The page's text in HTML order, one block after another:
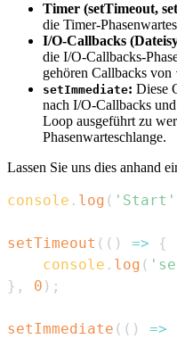
Timer (setTimeout,
die Timer-
I/O-Callbacks
die I/O-Callbacks-
gehören Callbacks von
setImmediate: Diese
nach I/O-Callbacks
Loop ausgeführt zu
Phasenwarteschlange.
Lassen Sie uns dies anhand
console . log ( 'Start'
setTimeout ( ( ) =>
{
console . log (
} , 0 ) ;
setImmediate ( ( ) =>